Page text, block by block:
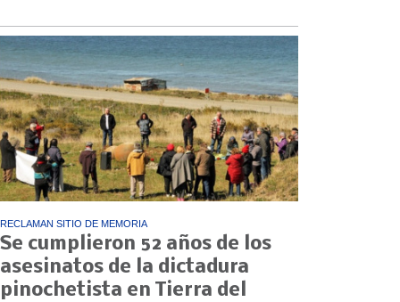
RECLAMAN SITIO DE MEMORIA
Se cumplieron 52 años de los
asesinatos de la dictadura
pinochetista en Tierra del